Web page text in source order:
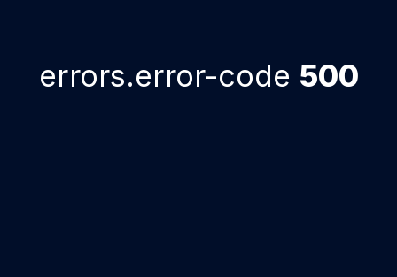
errors.error-code 500